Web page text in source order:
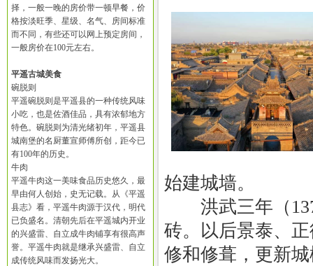
择，一般一晚的房价带一顿早餐，价
格按淡旺季、星级、名气、房间标准
而不同，有些还可以网上预定房间，
一般房价在100元左右。
平遥古城美食
碗脱则
平遥碗脱则是平遥县的一种传统风味
小吃，也是佐酒佳品，具有浓郁地方
特色。碗脱则为清光绪初年，平遥县
城南堡的名厨董宣师傅所创，距今已
有100年的历史。
牛肉
平遥牛肉这一美味食品历史悠久，最
早由何人创始，史无记载。从《平遥
县志》看，平遥牛肉源于汉代，明代
已负盛名。清朝先后在平遥城内开业
的兴盛雷、自立成牛肉铺享有很高声
誉。平遥牛肉就是继承兴盛雷、自立
成传统风味而发扬光大。
始建城墙。
洪武三年（
砖。以后景泰、
修和修葺，更新